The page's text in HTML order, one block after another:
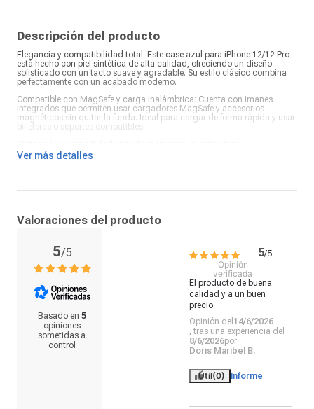
Descripción del producto
Elegancia y compatibilidad total: Este case azul para iPhone 12/12 Pro
está hecho con piel sintética de alta calidad, ofreciendo un diseño
sofisticado con un tacto suave y agradable. Su estilo clásico combina
perfectamente con un acabado moderno.
Compatible con MagSafe y carga inalámbrica: Cuenta con imanes
integrados que permiten usar cargadores MagSafe y accesorios
magnéticos sin quitar la funda. Ideal para cargar de forma rápida y usar
billeteras o soportes compatibles.
amortiguadora protege tu equipo ante golpes y rayones. Encuentra este
Ver más detalles
Valoraciones del producto
5/5
Basado en 5
opiniones
sometidas a
control
5/5
Opinión
verificada
El producto de buena
calidad y a un buen
precio
Opinión del 14/6/2026
, tras una experiencia del
8/6/2026por
Doris Maribel B.
Útil(0) Informe